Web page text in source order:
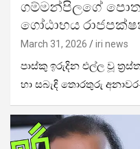
ගම්මන්පිලගේ පොත
ගෝඨාභය
March 31, 2026 iri news
පාස්කු ඉරුදින එල්ල වූ
හා සබැඳි තොරතුරු